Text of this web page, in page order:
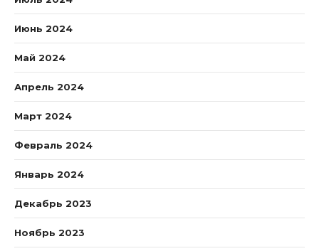
Июнь 2024
Май 2024
Апрель 2024
Март 2024
Февраль 2024
Январь 2024
Декабрь 2023
Ноябрь 2023